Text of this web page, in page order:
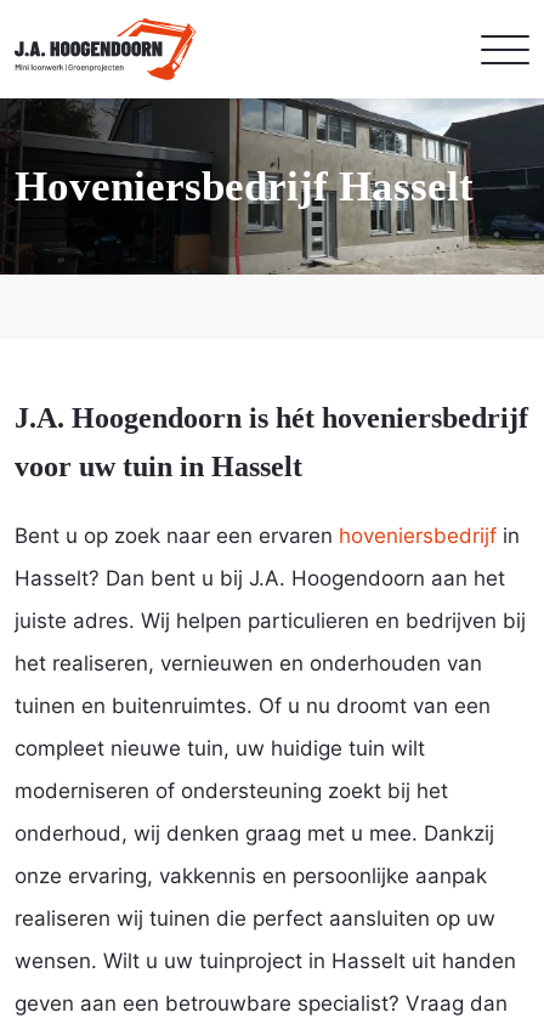
Hoveniersbedrijf Hasselt
J.A. Hoogendoorn is hét hoveniersbedrijf
voor uw tuin in Hasselt
Bent u op zoek naar een ervaren hoveniersbedrijf in
Hasselt? Dan bent u bij J.A. Hoogendoorn aan het
juiste adres. Wij helpen particulieren en bedrijven bij
het realiseren, vernieuwen en onderhouden van
tuinen en buitenruimtes. Of u nu droomt van een
compleet nieuwe tuin, uw huidige tuin wilt
moderniseren of ondersteuning zoekt bij het
onderhoud, wij denken graag met u mee. Dankzij
onze ervaring, vakkennis en persoonlijke aanpak
realiseren wij tuinen die perfect aansluiten op uw
wensen. Wilt u uw tuinproject in Hasselt uit handen
geven aan een betrouwbare specialist? Vraag dan